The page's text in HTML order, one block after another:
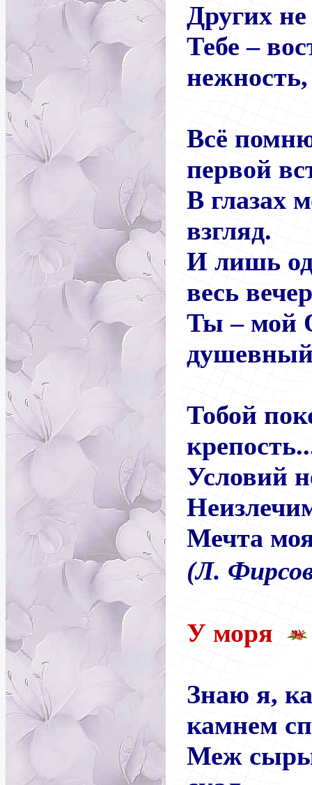
Других
Тебе –
Всё
первой
В глазах
взгляд.
И лишь
весь вечер
Ты – мой
Тобой
Условий
Мечта
(Л.
У моря
Знаю я,
камнем
Меж